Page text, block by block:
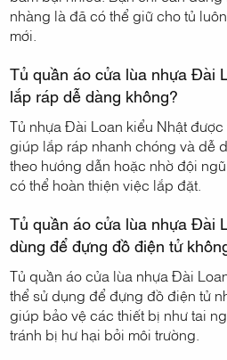
nhàng là đã có thể giữ cho tủ
mới.
Tủ quần áo cửa lùa nhựa Đài
lắp ráp dễ dàng không?
Tủ nhựa Đài Loan kiểu Nhật
giúp lắp ráp nhanh chóng và dễ
theo hướng dẫn hoặc nhờ đội
có thể hoàn thiện việc lắp đặt.
Tủ quần áo cửa lùa nhựa Đài
dùng để đựng đồ điện tử
Tủ quần áo cửa lùa nhựa Đài
thể sử dụng để đựng đồ điện tử
giúp bảo vệ các thiết bị như tai
tránh bị hư hại bởi môi trường.